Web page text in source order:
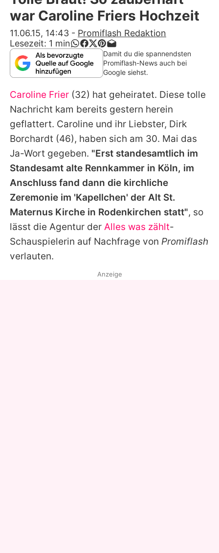
Alle Themen auf Promiflash
App runterladen
Team
Redaktionelle Richtlinien
Impressum
Datenschutzerklärung
Nutzungsbedingungen
Utiq verwalten
war Caroline Friers Hochzeit
11.06.15, 14:43 - Promiflash Redaktion
Lesezeit: 1 min
Damit du die spannendsten
Promiflash-News auch bei
Google siehst.
Caroline Frier (32) hat geheiratet. Diese tolle
Nachricht kam bereits gestern herein
geflattert. Caroline und ihr Liebster, Dirk
Borchardt (46), haben sich am 30. Mai das
Ja-Wort gegeben. "Erst standesamtlich im
Standesamt alte Rennkammer in Köln, im
Anschluss fand dann die kirchliche
Zeremonie im 'Kapellchen' der Alt St.
Maternus Kirche in Rodenkirchen statt", so
lässt die Agentur der Alles was zählt-
Schauspielerin auf Nachfrage von Promiflash
verlauten.
Anzeige